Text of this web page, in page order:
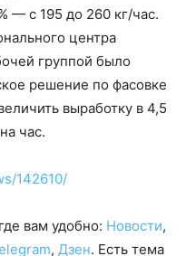
— с 195 до 260 кг/час.
центра
группой было
решение по фасовке
выработку в 4,5
час.
142610/
вам удобно: Новости,
, Дзен. Есть тема